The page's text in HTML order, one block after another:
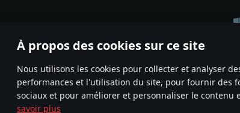
À propos des cookies sur ce site
Nous utilisons les cookies pour collecter et analyser
performances et l'utilisation du site, pour fournir des
sociaux et pour améliorer et personnaliser le contenu
savoir plus
La représentation d’une arme ou d’un véhicule réel
© 2011—2026 Gaijin Games Kft. All trademarks, logos
Termes et conditions